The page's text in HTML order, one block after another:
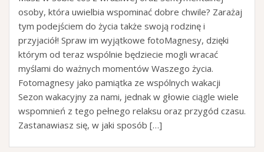
osoby, która uwielbia wspominać dobre chwile? Zarażaj
tym podejściem do życia także swoją rodzinę i
przyjaciół! Spraw im wyjątkowe fotoMagnesy, dzięki
którym od teraz wspólnie będziecie mogli wracać
myślami do ważnych momentów Waszego życia.
Fotomagnesy jako pamiątka ze wspólnych wakacji
Sezon wakacyjny za nami, jednak w głowie ciągle wiele
wspomnień z tego pełnego relaksu oraz przygód czasu.
Zastanawiasz się, w jaki sposób […]